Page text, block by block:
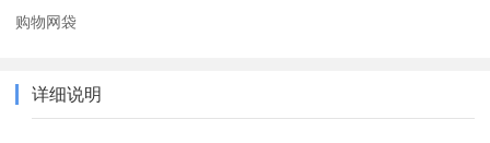
购物网袋
详细说明